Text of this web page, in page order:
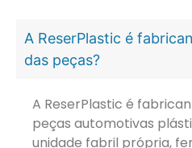
A ReserPlastic é
das peças?
A ReserPlastic é
peças automotivas
unidade fabril própria,